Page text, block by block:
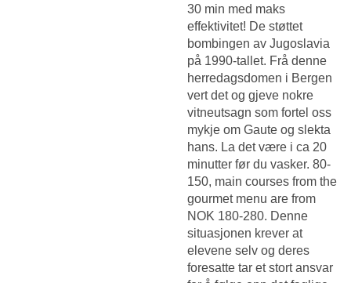
30 min med maks
effektivitet! De støttet
bombingen av Jugoslavia
på 1990-tallet. Frå denne
herredagsdomen i Bergen
vert det og gjeve nokre
vitneutsagn som fortel oss
mykje om Gaute og slekta
hans. La det være i ca 20
minutter før du vasker. 80-
150, main courses from the
gourmet menu are from
NOK 180-280. Denne
situasjonen krever at
elevene selv og deres
foresatte tar et stort ansvar